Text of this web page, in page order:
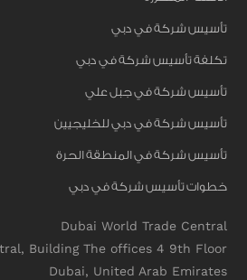
تأسيس شركة في دبي
تكلفة تأسيس شركة في دبي
تأسيس شركة في جبل علي
تأسيس شركة في دبي للخليجيين
تأسيس شركة في المنطقة الحرة
خطوات تأسيس شركة في دبي
Dubai World Trade Central
Building The offices 4 9th Floor
Dubai, United Arab Emirates